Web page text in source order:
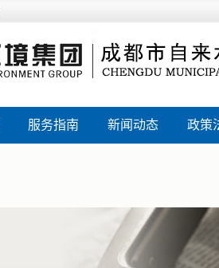
服务指南 新闻动态 政策